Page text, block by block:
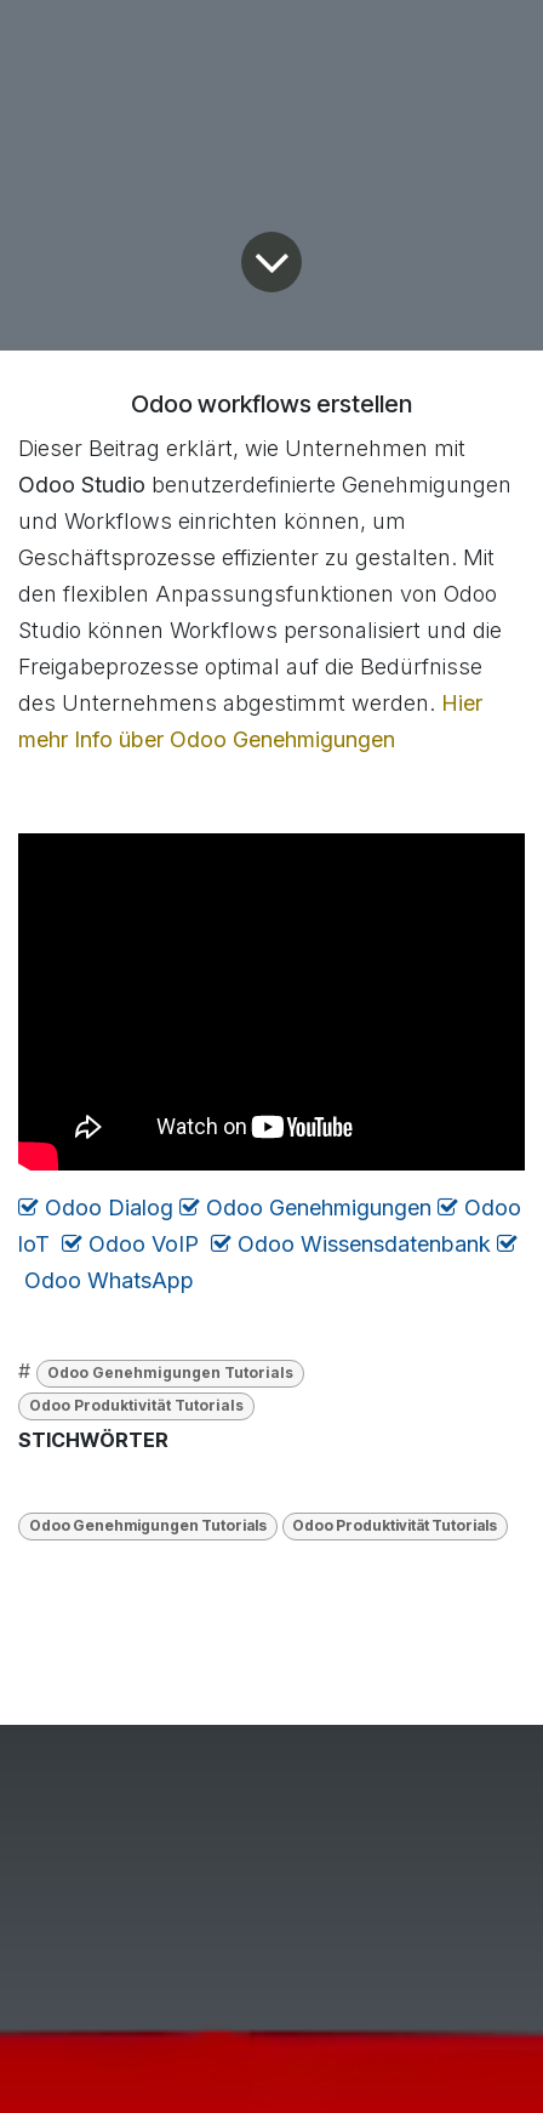
Odoo workflows erstellen
Dieser Beitrag erklärt, wie Unternehmen mit
Odoo Studio benutzerdefinierte Genehmigungen
und Workflows einrichten können, um
Geschäftsprozesse effizienter zu gestalten. Mit
den flexiblen Anpassungsfunktionen von Odoo
Studio können Workflows personalisiert und die
Freigabeprozesse optimal auf die Bedürfnisse
des Unternehmens abgestimmt werden. Hier
mehr Info über Odoo Genehmigungen
Odoo Dialog Odoo Genehmigungen
Odoo
loT
Odoo VoIP Odoo Wissensdatenbank
Odoo WhatsApp
#
Odoo Genehmigungen Tutorials
Odoo Produktivität Tutorials
STICHWÖRTER
Odoo Genehmigungen Tutorials Odoo Produktivität Tutorials